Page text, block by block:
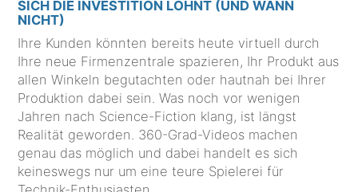
SICH DIE INVESTITION LOHNT (UND WANN
NICHT)
Ihre Kunden könnten bereits heute virtuell durch
Ihre neue Firmenzentrale spazieren, Ihr Produkt aus
allen Winkeln begutachten oder hautnah bei Ihrer
Produktion dabei sein. Was noch vor wenigen
Jahren nach Science-Fiction klang, ist längst
Realität geworden. 360-Grad-Videos machen
genau das möglich und dabei handelt es sich
keineswegs nur um eine teure Spielerei für